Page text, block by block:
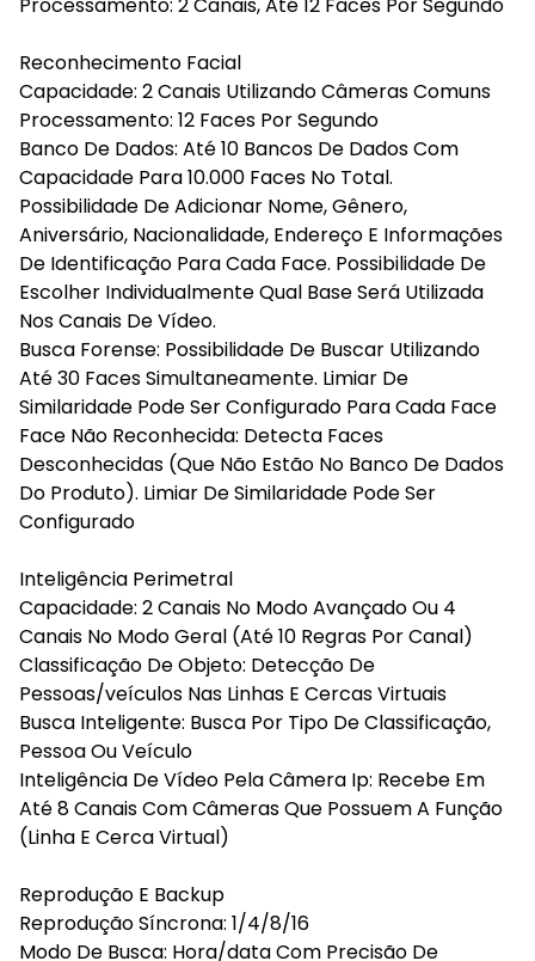
Reconhecimento Facial
Capacidade: 2 Canais Utilizando Câmeras Comuns
Processamento: 12 Faces Por Segundo
Banco De Dados: Até 10 Bancos De Dados Com
Capacidade Para 10.000 Faces No Total.
Possibilidade De Adicionar Nome, Gênero,
Aniversário, Nacionalidade, Endereço E Informações
De Identificação Para Cada Face. Possibilidade De
Escolher Individualmente Qual Base Será Utilizada
Nos Canais De Vídeo.
Busca Forense: Possibilidade De Buscar Utilizando
Até 30 Faces Simultaneamente. Limiar De
Similaridade Pode Ser Configurado Para Cada Face
Face Não Reconhecida: Detecta Faces
Desconhecidas (Que Não Estão No Banco De Dados
Do Produto). Limiar De Similaridade Pode Ser
Configurado
Inteligência Perimetral
Capacidade: 2 Canais No Modo Avançado Ou 4
Canais No Modo Geral (Até 10 Regras Por Canal)
Classificação De Objeto: Detecção De
Pessoas/veículos Nas Linhas E Cercas Virtuais
Busca Inteligente: Busca Por Tipo De Classificação,
Pessoa Ou Veículo
Inteligência De Vídeo Pela Câmera Ip: Recebe Em
Até 8 Canais Com Câmeras Que Possuem A Função
(Linha E Cerca Virtual)
Reprodução E Backup
Reprodução Síncrona: 1/4/8/16
Modo De Busca: Hora/data Com Precisão De